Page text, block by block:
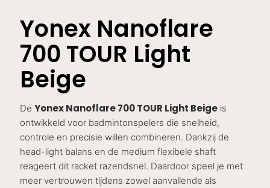
Yonex Nanoflare
700 TOUR Light
Beige
De Yonex Nanoflare 700 TOUR Light Beige is
ontwikkeld voor badmintonspelers die snelheid,
controle en precisie willen combineren. Dankzij de
head-light balans en de medium flexibele shaft
reageert dit racket razendsnel. Daardoor speel je met
meer vertrouwen tijdens zowel aanvallende als